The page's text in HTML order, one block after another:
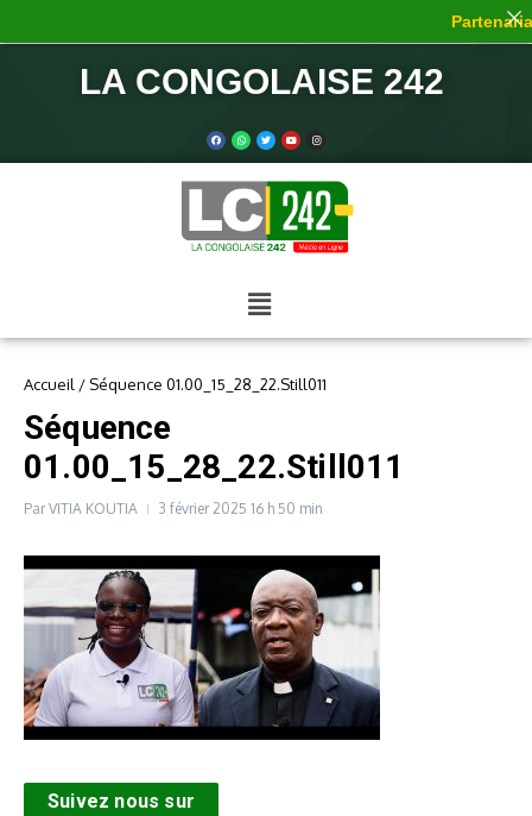
LA CONGOLAISE 242
Accueil / Séquence 01.00_15_28_22.Still011
Séquence
01.00_15_28_22.Still011
ParVITIA KOUTIA 3 février 2025 16 h 50 min
Suivez nous sur